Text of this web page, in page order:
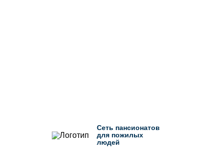
Сеть пансионатов
для пожилых
людей